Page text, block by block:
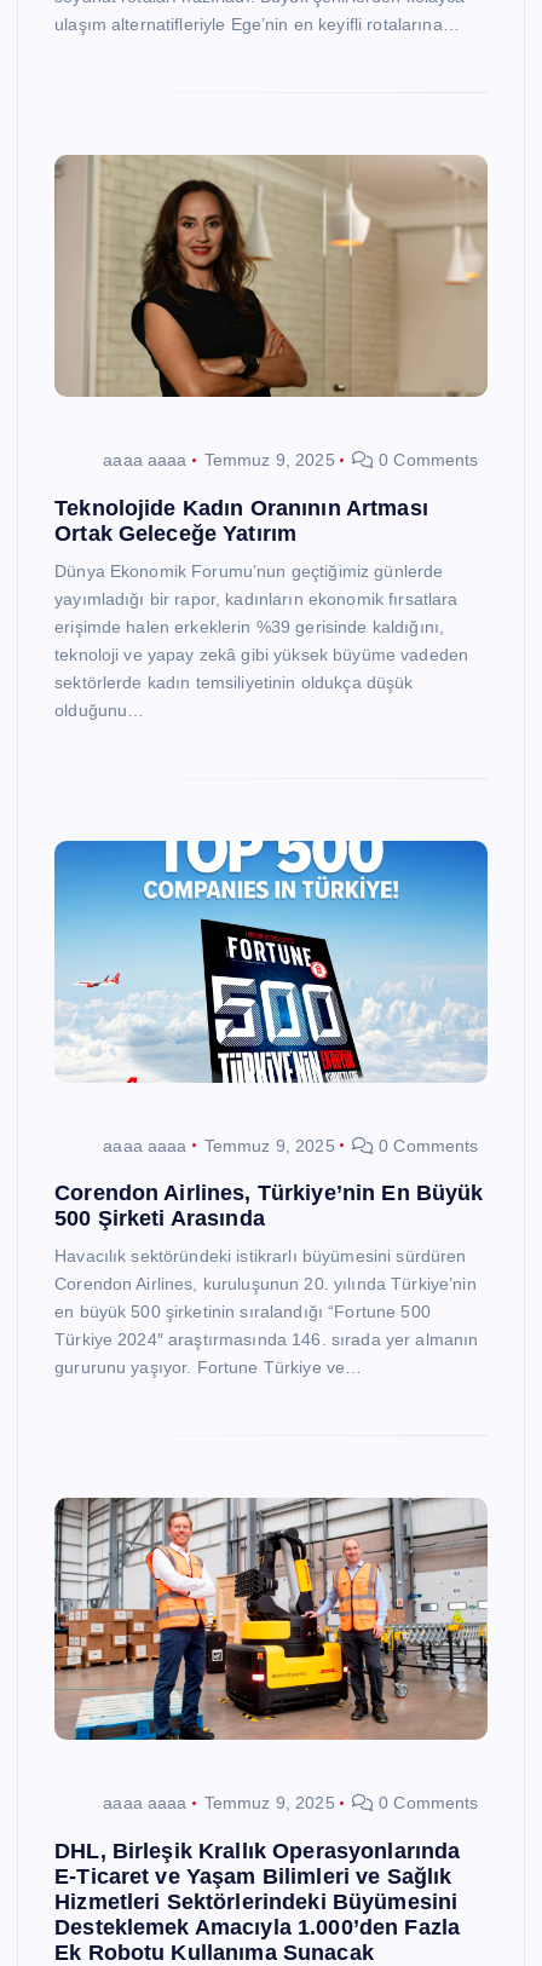
ulaşım alternatifleriyle Ege’nin en keyifli rotalarına…
aaaa aaaa Temmuz 9, 2025 0 Comments
Teknolojide Kadın Oranının Artması
Ortak Geleceğe Yatırım
Dünya Ekonomik Forumu’nun geçtiğimiz günlerde
yayımladığı bir rapor, kadınların ekonomik fırsatlara
erişimde halen erkeklerin %39 gerisinde kaldığını,
teknoloji ve yapay zekâ gibi yüksek büyüme vadeden
sektörlerde kadın temsiliyetinin oldukça düşük
olduğunu…
aaaa aaaa Temmuz 9, 2025 0 Comments
Corendon Airlines, Türkiye’nin En Büyük
500 Şirketi Arasında
Havacılık sektöründeki istikrarlı büyümesini sürdüren
Corendon Airlines, kuruluşunun 20. yılında Türkiye’nin
en büyük 500 şirketinin sıralandığı “Fortune 500
Türkiye 2024″ araştırmasında 146. sırada yer almanın
gururunu yaşıyor. Fortune Türkiye ve…
aaaa aaaa Temmuz 9, 2025 0 Comments
DHL, Birleşik Krallık Operasyonlarında
E-Ticaret ve Yaşam Bilimleri ve Sağlık
Hizmetleri Sektörlerindeki Büyümesini
Desteklemek Amacıyla 1.000’den Fazla
Ek Robotu Kullanıma Sunacak